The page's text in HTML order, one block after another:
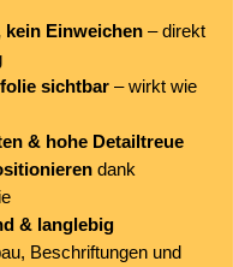
kein Einweichen – direkt
sichtbar – wirkt wie
& hohe Detailtreue
dank
& langlebig
Beschriftungen und